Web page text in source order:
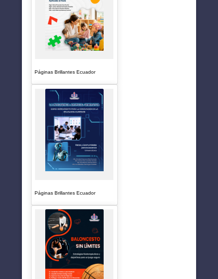
Páginas Brillantes Ecuador
Páginas Brillantes Ecuador